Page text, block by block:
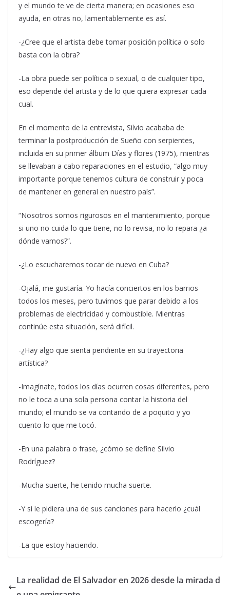
y el mundo te ve de cierta manera; en ocasiones eso
ayuda, en otras no, lamentablemente es así.
-¿Cree que el artista debe tomar posición política o solo
basta con la obra?
-La obra puede ser política o sexual, o de cualquier tipo,
eso depende del artista y de lo que quiera expresar cada
cual.
En el momento de la entrevista, Silvio acababa de
terminar la postproducción de Sueño con serpientes,
incluida en su primer álbum Días y flores (1975), mientras
se llevaban a cabo reparaciones en el estudio, “algo muy
importante porque tenemos cultura de construir y poca
de mantener en general en nuestro país”.
“Nosotros somos rigurosos en el mantenimiento, porque
si uno no cuida lo que tiene, no lo revisa, no lo repara ¿a
dónde vamos?”.
-¿Lo escucharemos tocar de nuevo en Cuba?
-Ojalá, me gustaría. Yo hacía conciertos en los barrios
todos los meses, pero tuvimos que parar debido a los
problemas de electricidad y combustible. Mientras
continúe esta situación, será difícil.
-¿Hay algo que sienta pendiente en su trayectoria
artística?
-Imagínate, todos los días ocurren cosas diferentes, pero
no le toca a una sola persona contar la historia del
mundo; el mundo se va contando de a poquito y yo
cuento lo que me tocó.
-En una palabra o frase, ¿cómo se define Silvio
Rodríguez?
-Mucha suerte, he tenido mucha suerte.
-Y si le pidiera una de sus canciones para hacerlo ¿cuál
escogería?
-La que estoy haciendo.
La realidad de El Salvador en 2026 desde la mirada d